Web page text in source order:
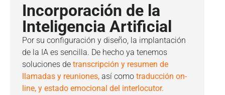
Incorporación de la
Inteligencia Artificial
Por su configuración y diseño, la implantación
de la IA es sencilla. De hecho ya tenemos
soluciones de transcripción y resumen de
llamadas y reuniones, así como traducción on-
line, y estado emocional del interlocutor.